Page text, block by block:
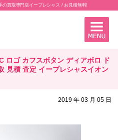
の買取専門店イープレシャス / お見積無料!
ロゴ カフスボタン ディアボロ ド
見積 査定 イープレシャスイオン
2019 年 03 月 05 日